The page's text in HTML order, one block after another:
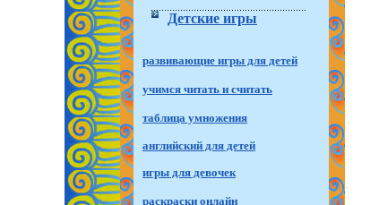
Детские игры
развивающие игры для детей
учимся читать и считать
таблица умножения
английский для детей
игры для девочек
раскраски онлайн